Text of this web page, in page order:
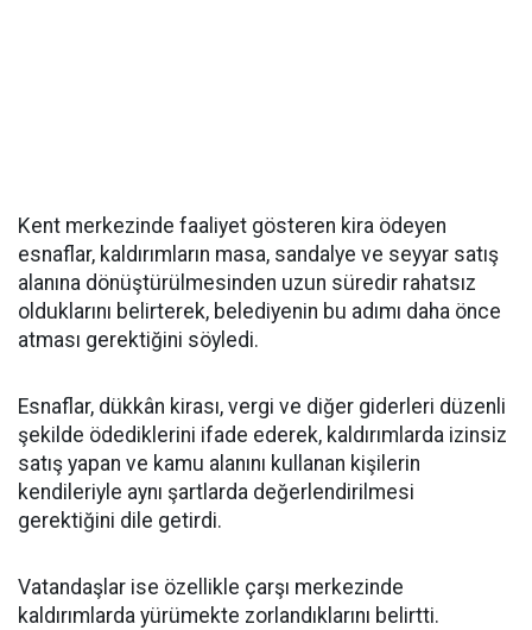
Kent merkezinde faaliyet gösteren kira ödeyen
esnaflar, kaldırımların masa, sandalye ve seyyar satış
alanına dönüştürülmesinden uzun süredir rahatsız
olduklarını belirterek, belediyenin bu adımı daha önce
atması gerektiğini söyledi.
Esnaflar, dükkân kirası, vergi ve diğer giderleri düzenli
şekilde ödediklerini ifade ederek, kaldırımlarda izinsiz
satış yapan ve kamu alanını kullanan kişilerin
kendileriyle aynı şartlarda değerlendirilmesi
gerektiğini dile getirdi.
Vatandaşlar ise özellikle çarşı merkezinde
kaldırımlarda yürümekte zorlandıklarını belirtti.